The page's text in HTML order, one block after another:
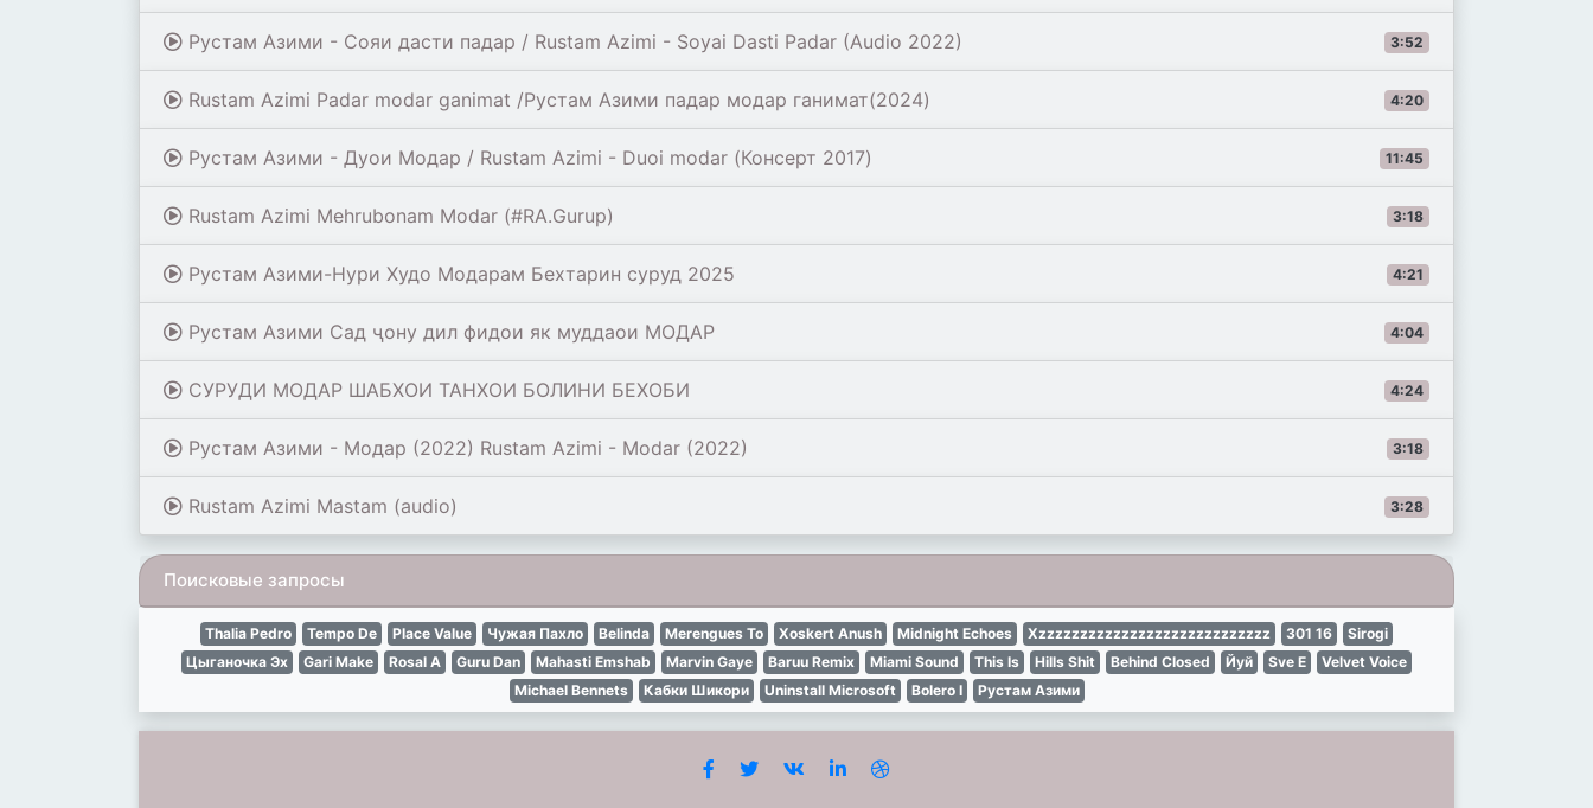
3:52
Рустам Азими - Сояи дасти падар / Rustam Azimi - Soyai Dasti Padar (Audio 2022)
4:20
Rustam Azimi Padar modar ganimat /Рустам Азими падар модар ганимат(2024)
11:45
Рустам Азими - Дуои Модар / Rustam Azimi - Duoi modar (Консерт 2017)
3:18
Rustam Azimi Mehrubonam Modar (#RA.Gurup)
4:21
Рустам Азими-Нури Худо Модарам Бехтарин суруд 2025
4:04
Рустам Азими Сад ҷону дил фидои як муддаои МОДАР
4:24
СУРУДИ МОДАР ШАБХОИ ТАНХОИ БОЛИНИ БЕХОБИ
3:18
Рустам Азими - Модар (2022) Rustam Azimi - Modar (2022)
3:28
Rustam Azimi Mastam (audio)
Поисковые запросы
Thalia Pedro Tempo De Place Value Чужая Пахло Belinda Merengues To Xoskert Anush Midnight Echoes Xzzzzzzzzzzzzzzzzzzzzzzzzzzzz 301 16
Sirogi
Цыганочка Эх
Gari Make Rosal A Guru Dan Mahasti Emshab Marvin Gaye Baruu Remix Miami Sound This Is Hills Shit Behind Closed Йуй Sve E
Velvet Voice
Michael Bennets
Кабки Шикори Uninstall Microsoft Bolero I Рустам Азими